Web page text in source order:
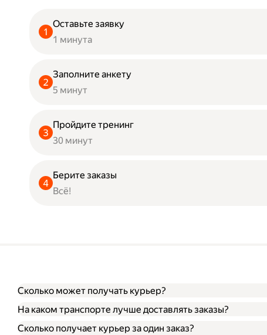
Оставьте заявку
1 минута
Заполните анкету
5 минут
Пройдите тренинг
30 минут
Берите заказы
Всё!
Сколько может получать курьер?
На каком транспорте лучше доставлять заказы?
Сколько получает курьер за один заказ?